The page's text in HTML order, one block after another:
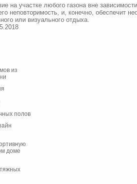
на участке любого газона вне
неповторимость, и, конечно, обеспечит
или визуального отдыха.
из
полов
доме